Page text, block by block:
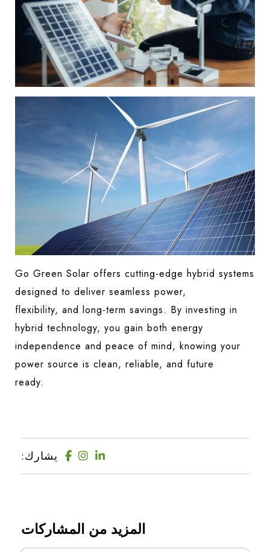
Go Green Solar offers cutting-edge hybrid systems
designed to deliver seamless power,
flexibility, and long-term savings. By investing in
hybrid technology, you gain both energy
independence and peace of mind, knowing your
power source is clean, reliable, and future
ready.
يشارك:
المزيد من المشاركات